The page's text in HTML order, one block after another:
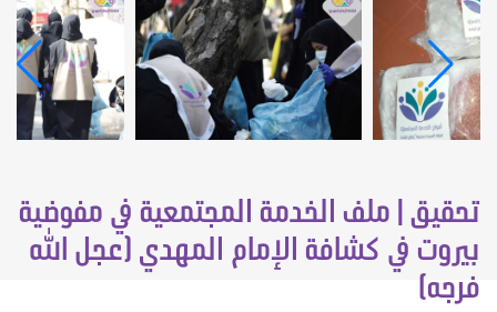
تحقيق | ملف الخدمة المجتمعية في مفوضية
بيروت في كشافة الإمام المهدي (عجل الله
فرجه)